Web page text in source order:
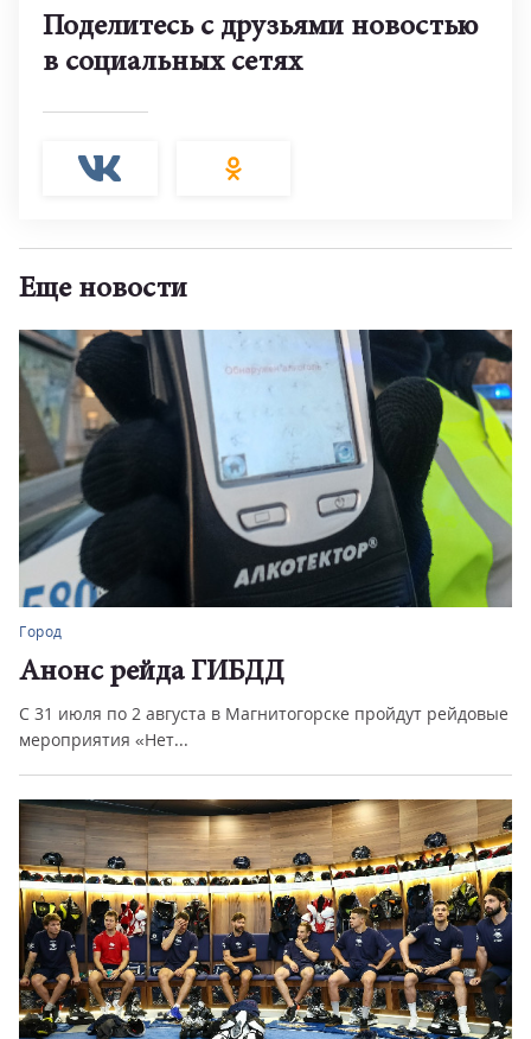
Поделитесь с друзьями новостью
в социальных сетях
Еще новости
Город
Анонс рейда ГИБДД
С 31 июля по 2 августа в Магнитогорске пройдут рейдовые
мероприятия «Нет...